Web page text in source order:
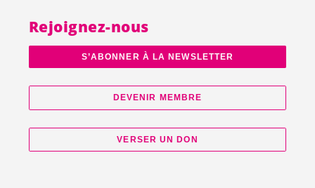
Rejoignez-nous
S’ABONNER À LA NEWSLETTER
DEVENIR MEMBRE
VERSER UN DON